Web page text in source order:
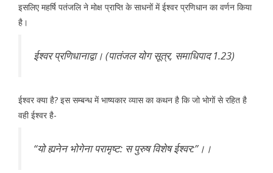
इसलिए महर्षि पतंजलि ने मोक्ष प्राप्ति के साधनों में ईश्वर प्रणिधान का वर्णन किया
है।
ईश्वर प्रणिधानाद्वा। (पातंजल योग सूत्र, समाधिपाद 1.23)
ईश्वर क्या है? इस सम्बन्ध में भाष्यकार व्यास का कथन है कि जो भोगों से रहित है
वही ईश्वर है-
‘‘यो ह्यनेन भोगेना परामृष्ट: स पुरुष विशेष ईश्वर:’’।।